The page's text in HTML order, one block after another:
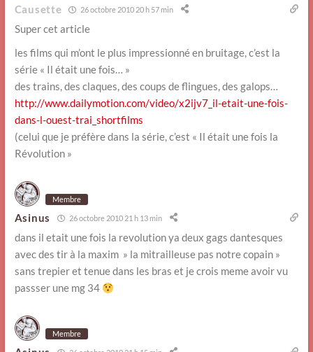
Causette 26 octobre 2010 20 h 57 min
Super cet article
les films qui m’ont le plus impressionné en bruitage, c’est la
série « Il était une fois… »
des trains, des claques, des coups de flingues, des galops…
http://www.dailymotion.com/video/x2ijv7_il-etait-une-fois-
dans-l-ouest-trai_shortfilms
(celui que je préfère dans la série, c’est « Il était une fois la
Révolution »
Membre
Asinus 26 octobre 2010 21 h 13 min
dans il etait une fois la revolution ya deux gags dantesques
avec des tir à la maxim » la mitrailleuse pas notre copain »
sans trepier et tenue dans les bras et je crois meme avoir vu
passser une mg 34
Membre